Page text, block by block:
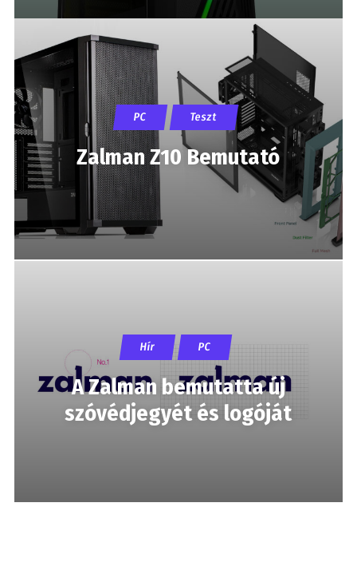
PC Teszt
Zalman Z10 Bemutató
Hír PC
A Zalman bemutatta új
szóvédjegyét és logóját